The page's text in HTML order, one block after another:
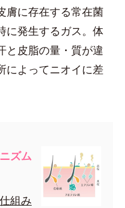
膚に存在する常在菌
に発生するガス。体
と皮脂の量・質が違
によってニオイに差
ズム
組み